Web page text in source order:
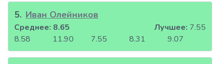
5. Иван Олейников
8.58 11.90 7.55 8.31 9.07
Среднее: 8.65 Лучшее: 7.55